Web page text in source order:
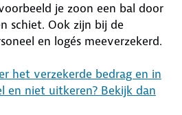
je zoon een bal door
schiet. Ook zijn bij de
en logés meeverzekerd.
het verzekerde bedrag en in
en niet uitkeren? Bekijk dan